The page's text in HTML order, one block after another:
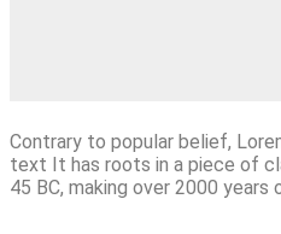
Contrary to popular belief,
text It has roots in a piece of
45 BC, making over 2000 years